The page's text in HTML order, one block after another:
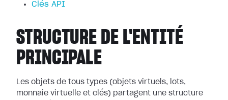
Clés API
STRUCTURE DE L'ENTITÉ
PRINCIPALE
Les objets de tous types (objets virtuels, lots,
monnaie virtuelle et clés) partagent une structure